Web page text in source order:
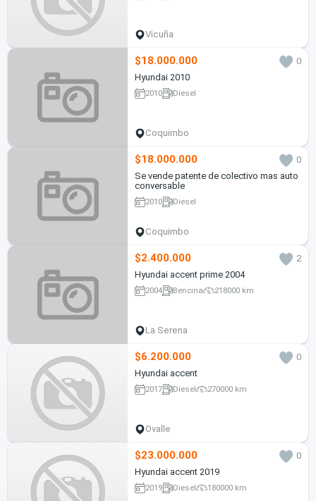
Vicuña
$18.000.000
0
Hyundai 2010
2010 Diesel
Coquimbo
$18.000.000
0
Se vende patente de colectivo mas auto
conversable
2010 Diesel
Coquimbo
$2.400.000
2
Hyundai accent prime 2004
2004 Bencina 218000 km
La Serena
$6.200.000
0
Hyundai accent
2017 Diesel 270000 km
Ovalle
$23.000.000
0
Hyundai accent 2019
2019 Diesel 180000 km